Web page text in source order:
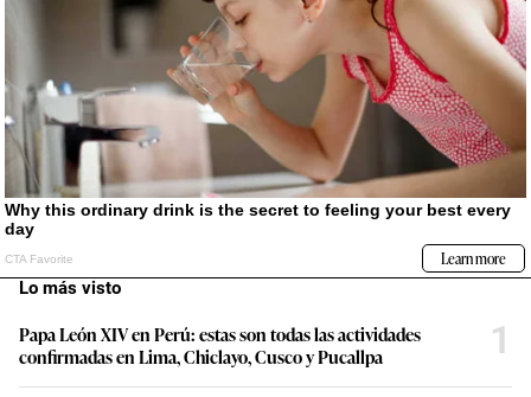
Lo más visto
Papa León XIV en Perú: estas son todas las actividades
confirmadas en Lima, Chiclayo, Cusco y Pucallpa
1